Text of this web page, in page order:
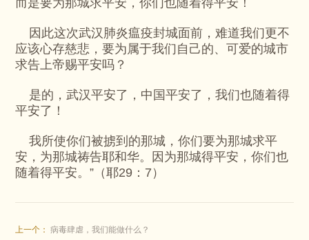
因此这次武汉肺炎瘟疫封城面前，难道我们更不
应该心存慈悲，要为属于我们自己的、可爱的城市
求告上帝赐平安吗？
是的，武汉平安了，中国平安了，我们也随着得
平安了！
我所使你们被掳到的那城，你们要为那城求平
安，为那城祷告耶和华。因为那城得平安，你们也
随着得平安。”（耶29：7）
上一个：病毒肆虐，我们能做什么？